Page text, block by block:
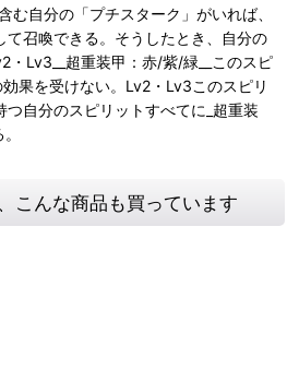
む自分の「プチスターク」がいれば、
て召喚できる。そうしたとき、自分の
・Lv3__超重装甲：赤/紫/緑__このスピ
果を受けない。Lv2・Lv3このスピリ
自分のスピリットすべてに_超重装
こんな商品も買っています